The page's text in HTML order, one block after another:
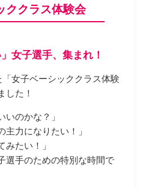
ククラス体験会
女子選手、集まれ！
女子ベーシッククラス体験
した！
いのかな？」
主力になりたい！」
みたい！」
選手のための特別な時間で